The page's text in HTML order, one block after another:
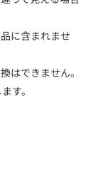
に含まれませ
はできません。
す。